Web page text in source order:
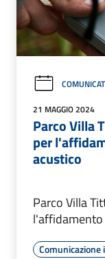
21 MAGGIO 2024
Parco Villa
per
acustico
Parco Villa